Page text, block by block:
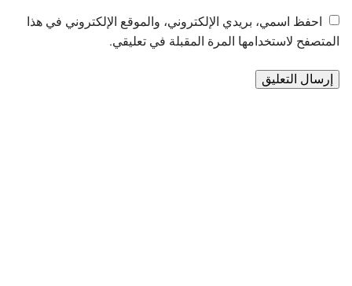
احفظ اسمي، بريدي الإلكتروني، والموقع الإلكتروني في هذا
المتصفح لاستخدامها المرة المقبلة في تعليقي.